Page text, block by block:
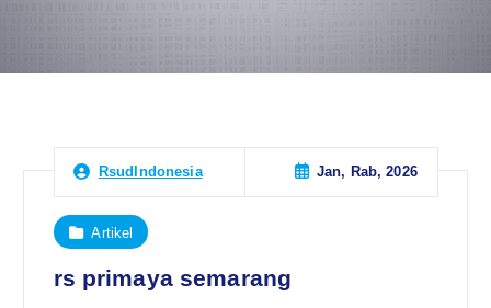
RsudIndonesia Jan, Rab, 2026
Artikel
rs primaya semarang